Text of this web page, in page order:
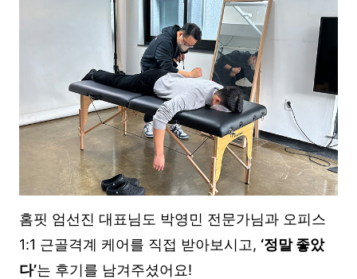
홈핏 엄선진 대표님도 박영민 전문가님과 오피스
1:1 근골격계 케어를 직접 받아보시고, ‘정말 좋았
다’는 후기를 남겨주셨어요!